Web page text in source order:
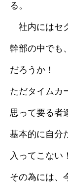
る。
社内にはセ
幹部の中でも
だろうか！
ただタイムカ
思って要る者
基本的に自分
入ってこない！
その為には、